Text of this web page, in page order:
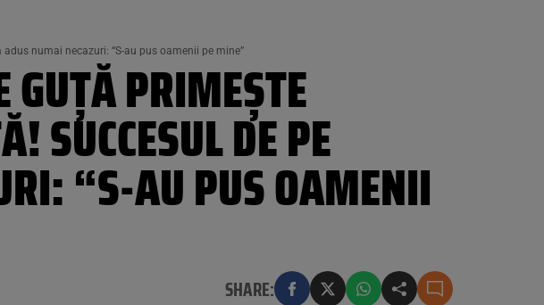
numai necazuri: “S-au pus oamenii pe mine”
GUȚĂ PRIMEȘTE
SUCCESUL DE PE
“S-AU PUS OAMENII
SHARE: